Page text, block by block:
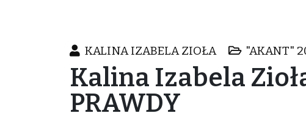
KALINA IZABELA ZIOŁA "AKANT"
Kalina Izabela
PRAWDY